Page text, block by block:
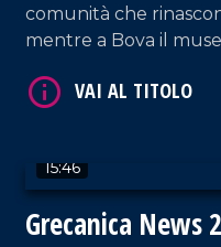
comunità che
mentre a Bova il
che ce l'ha fatta,
15:46
Grecanica News